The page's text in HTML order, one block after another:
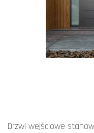
Drzwi wejściowe